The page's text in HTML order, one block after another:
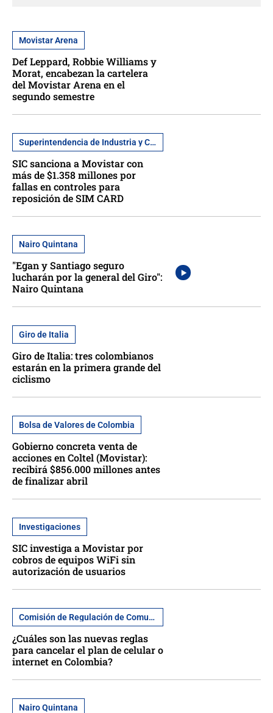
Movistar Arena
Def Leppard, Robbie Williams y
Morat, encabezan la cartelera
del Movistar Arena en el
segundo semestre
Superintendencia de Industria y Comercio
SIC sanciona a Movistar con
más de $1.358 millones por
fallas en controles para
reposición de SIM CARD
Nairo Quintana
"Egan y Santiago seguro
lucharán por la general del Giro":
Nairo Quintana
Giro de Italia
Giro de Italia: tres colombianos
estarán en la primera grande del
ciclismo
Bolsa de Valores de Colombia
Gobierno concreta venta de
acciones en Coltel (Movistar):
recibirá $856.000 millones antes
de finalizar abril
Investigaciones
SIC investiga a Movistar por
cobros de equipos WiFi sin
autorización de usuarios
Comisión de Regulación de Comunicaciones
¿Cuáles son las nuevas reglas
para cancelar el plan de celular o
internet en Colombia?
Nairo Quintana